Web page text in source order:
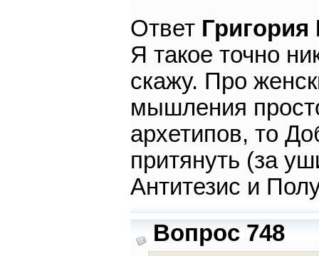
Ответ
Я такое точно
скажу. Про
мышления
архетипов, то
притянуть (за
Антитезис и
Вопрос 748